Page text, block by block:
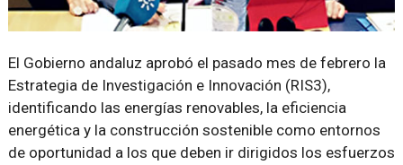
El Gobierno andaluz aprobó el pasado mes de febrero la
Estrategia de Investigación e Innovación (RIS3),
identificando las energías renovables, la eficiencia
energética y la construcción sostenible como entornos
de oportunidad a los que deben ir dirigidos los esfuerzos